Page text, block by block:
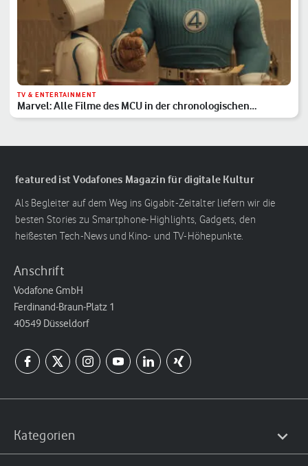
TV & ENTERTAINMENT
Marvel: Alle Filme des MCU in der chronologischen
Reihenfolge
featured ist Vodafones Magazin für digitale Kultur
Als Begleiter auf dem Weg ins Gigabit-Zeitalter liefern wir die
besten Stories zu Smartphone-Highlights, Gadgets, den
heißesten Tech-News und Kino- und TV-Höhepunkte.
Anschrift
Vodafone GmbH
Ferdinand-Braun-Platz 1
40549 Düsseldorf
Kategorien